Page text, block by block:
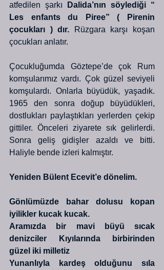
atfedilen şarkı Dalida’nın söylediği “
Les enfants du Piree” ( Pirenin
çocukları ) dır. Rüzgara karşı koşan
çocukları anlatır.
Çocukluğumda Göztepe’de çok Rum
komşularımız vardı. Çok güzel seviyeli
komşulardı. Onlarla büyüdük, yaşadık.
1965 den sonra doğup büyüdükleri,
dostlukları paylaştıkları yerlerden çekip
gittiler. Önceleri ziyarete sık gelirlerdi.
Sonra geliş gidişler azaldı ve bitti.
Haliyle bende izleri kalmıştır.
Yeniden Bülent Ecevit’e dönelim.
Gönlümüzde bahar dolusu kopan
iyilikler kucak kucak.
Aramızda bir mavi büyü sıcak
denizciler Kıyılarında birbirinden
güzel iki milletiz
Yunanlıyla kardeş olduğunu sıla